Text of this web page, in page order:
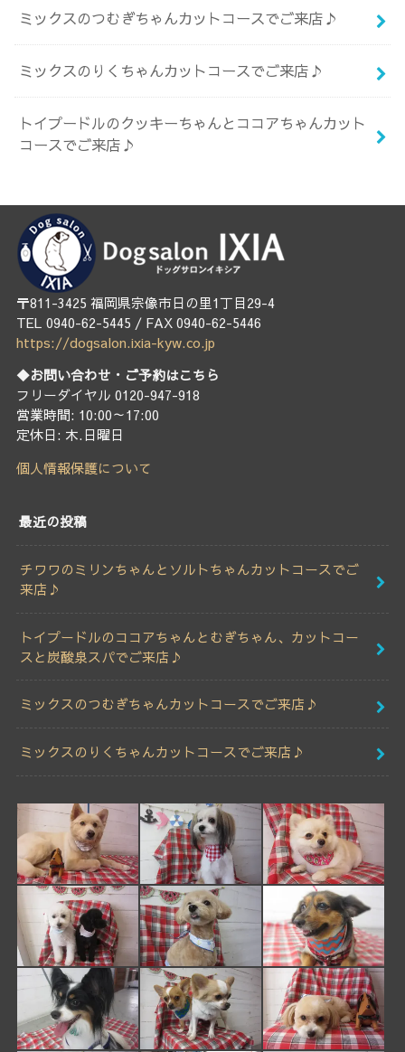
ミックスのつむぎちゃんカットコースでご来店♪
ミックスのりくちゃんカットコースでご来店♪
トイプードルのクッキーちゃんとココアちゃんカット
コースでご来店♪
〒811-3425 福岡県宗像市日の里1丁目29-4
TEL 0940-62-5445 / FAX 0940-62-5446
https://dogsalon.ixia-kyw.co.jp
◆お問い合わせ・ご予約はこちら
フリーダイヤル 0120-947-918
営業時間: 10:00～17:00
定休日: 木.日曜日
個人情報保護について
最近の投稿
チワワのミリンちゃんとソルトちゃんカットコースでご
来店♪
トイプードルのココアちゃんとむぎちゃん、カットコー
スと炭酸泉スパでご来店♪
ミックスのつむぎちゃんカットコースでご来店♪
ミックスのりくちゃんカットコースでご来店♪